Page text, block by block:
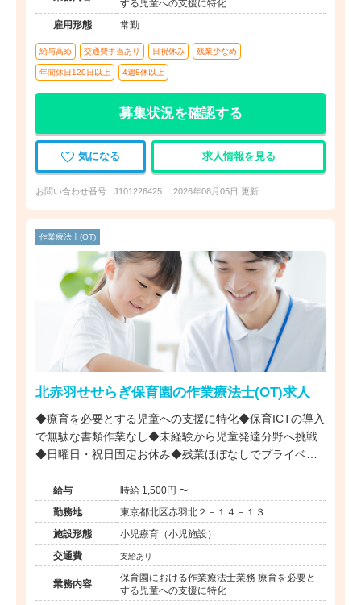
する児童への支援に特化
雇用形態
常勤
給与高め 交通費手当あり 日祝休み 残業少なめ
年間休日120日以上 4週8休以上
募集状況を確認する
気になる 求人情報を見る
お問い合わせ番号 : J101226425 2026年08月05日 更新
作業療法士(OT)
北赤羽せせらぎ保育園の作業療法士(OT)求人
◆療育を必要とする児童への支援に特化◆保育ICTの導入
で無駄な書類作業なし◆未経験から児童発達分野へ挑戦
◆日曜日・祝日固定お休み◆残業ほぼなしでプライベー
給与
時給 1,500円 〜
勤務地
東京都北区赤羽北２－１４－１３
施設形態
小児療育（小児施設）
交通費
支給あり
業務内容
保育園における作業療法士業務 療育を必要と
する児童への支援に特化